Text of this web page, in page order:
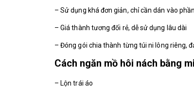
– Sử dụng khá đơn giản, chỉ cần dán vào
– Giá thành tương đối rẻ, dễ sử dụng lâu dài
– Đóng gói chia thành từng túi ni lông riêng,
Cách ngăn mồ hôi nách bằng
– Lộn trái áo